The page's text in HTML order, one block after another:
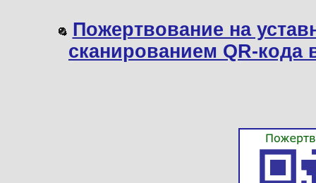
Пожертвование на
сканированием QR-